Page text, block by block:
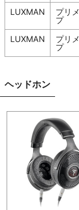
LUXMAN
プリ
プ
LUXMAN
プリ
プ
ヘッドホン